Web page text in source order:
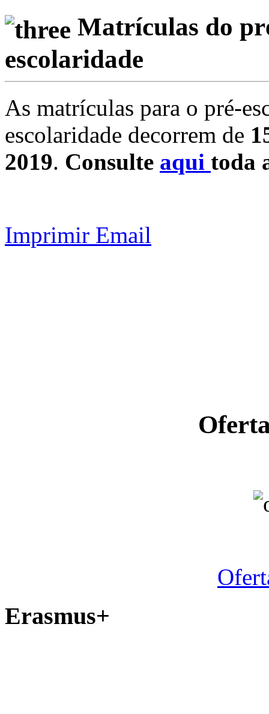
Matrículas do
escolaridade
As matrículas para o pré-
escolaridade decorrem de
2019. Consulte aqui toda
Imprimir Email
Erasmus+